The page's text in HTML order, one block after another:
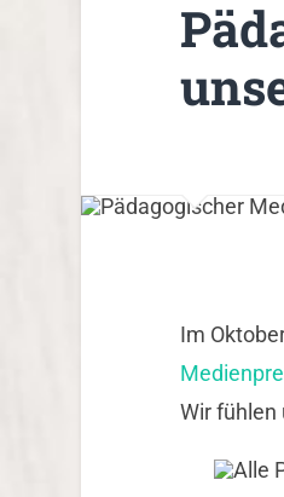
Im
Wir fühlen